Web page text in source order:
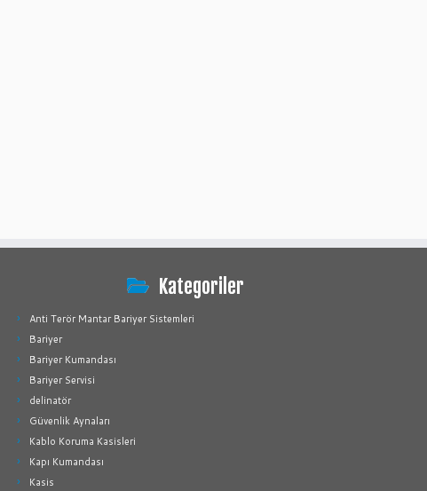
Kategoriler
Anti Terör Mantar Bariyer Sistemleri
Bariyer
Bariyer Kumandası
Bariyer Servisi
delinatör
Güvenlik Aynaları
Kablo Koruma Kasisleri
Kapı Kumandası
Kasis